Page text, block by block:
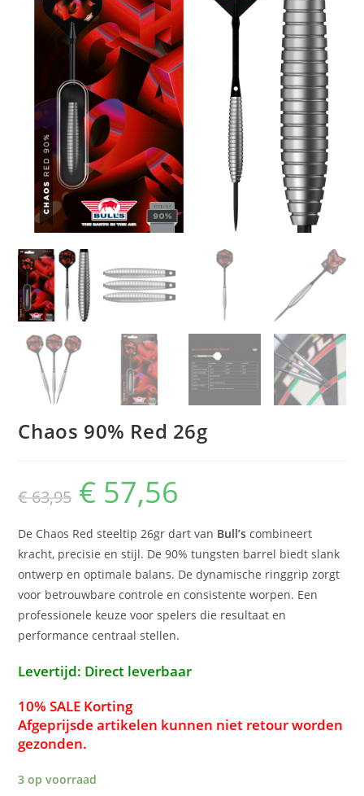
Chaos 90% Red 26g
€63,95
Oorspronkelijke
prijs
was:
€ 57,56
De Chaos Red steeltip 26gr dart van Bull’s combineert
kracht, precisie en stijl. De 90% tungsten barrel biedt slank
ontwerp en optimale balans. De dynamische ringgrip zorgt
voor betrouwbare controle en consistente worpen. Een
professionele keuze voor spelers die resultaat en
performance centraal stellen.
Levertijd: Direct leverbaar
10% SALE Korting
Afgeprijsde artikelen kunnen niet retour worden
gezonden.
3 op voorraad